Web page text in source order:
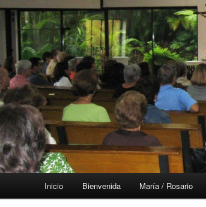
Inicio Bienvenida María / Rosario